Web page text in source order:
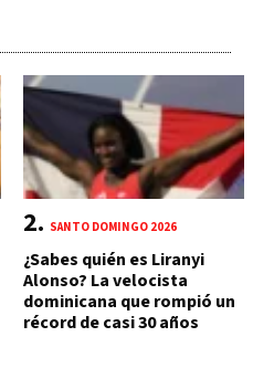
SANTO DOMINGO 2026
¿Sabes quién es Liranyi
Alonso? La velocista
dominicana que rompió un
récord de casi 30 años